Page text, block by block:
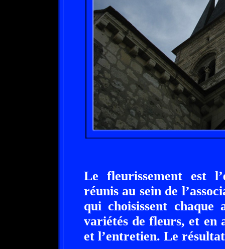
Le fleurissement est
réunis au sein de
qui choisissent chaque
variétés de fleurs, et en
et l’entretien. Le